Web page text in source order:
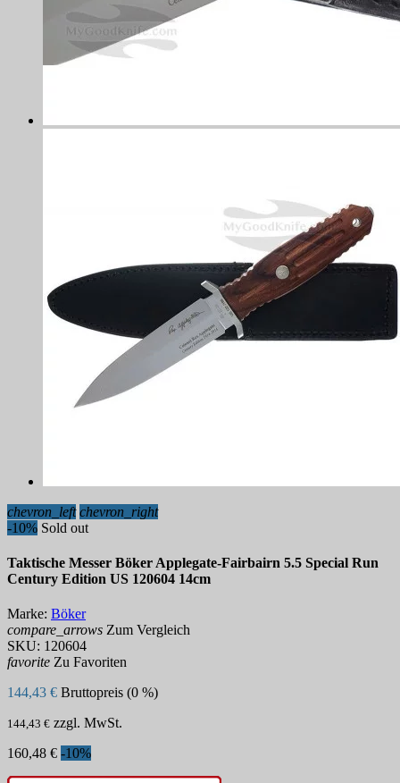
chevron_left chevron_right
-10% Sold out
Taktische Messer Böker Applegate-Fairbairn 5.5 Special Run
Century Edition US 120604 14cm
Marke: Böker
compare_arrows Zum Vergleich
SKU: 120604
favorite Zu Favoriten
144,43 € Bruttopreis (0 %)
144,43 € zzgl. MwSt.
160,48 € -10%